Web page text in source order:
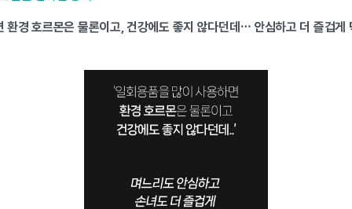
환경 호르몬은 물론이고, 건강에도 좋지 않다던데… 안심하고 더 즐겁게